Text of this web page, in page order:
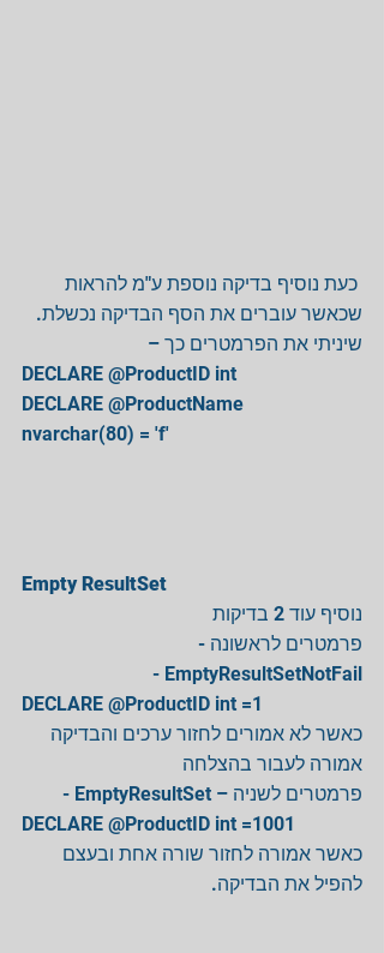
כעת נוסיף בדיקה נוספת ע"מ להראות
שכאשר עוברים את הסף הבדיקה נכשלת.
שיניתי את הפרמטרים כך –
DECLARE @ProductID int
DECLARE @ProductName
nvarchar(80) = 'f'
Empty ResultSet
נוסיף עוד 2 בדיקות
פרמטרים לראשונה -
EmptyResultSetNotFail -
DECLARE @ProductID int =1
כאשר לא אמורים לחזור ערכים והבדיקה
אמורה לעבור בהצלחה
פרמטרים לשניה – EmptyResultSet -
DECLARE @ProductID int =1001
כאשר אמורה לחזור שורה אחת ובעצם
להפיל את הבדיקה.